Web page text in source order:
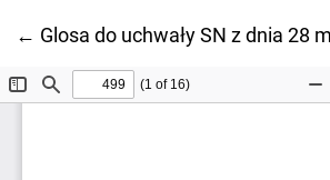
← Wróć do szczegółów artykułu
Glosa do uchwały SN z dnia 28